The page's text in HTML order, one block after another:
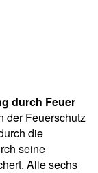
durch Feuer
der Feuerschutz
die
seine
Alle sechs